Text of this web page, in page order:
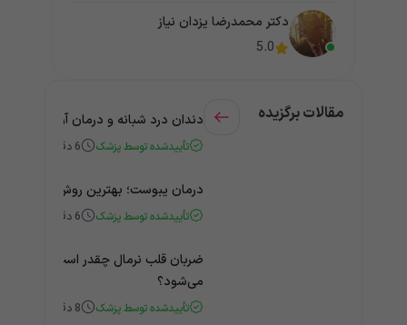
دکتر محمدرضا یزدان نیاز
5.0
مقالات برگزیده دندان درد شبانه و درمان آن +
تأییدشده توسط پزشک 6 دقیقه
درمان یبوست؛ بهترین روش‌های
تأییدشده توسط پزشک 6 دقیقه
ضربان قلب نرمال چقدر است؟ چه
می‌شود؟
تأییدشده توسط پزشک 8 دقیقه